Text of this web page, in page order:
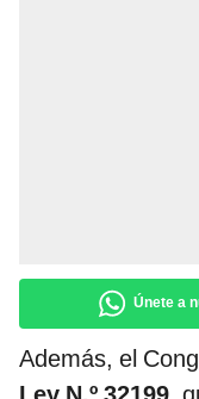
Únete a
Además, el